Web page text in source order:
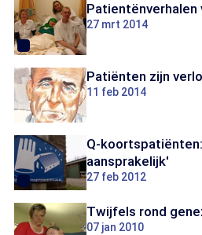
27 mrt 2014
Patiënten zijn
11 feb 2014
Q-
aansprakelijk'
27 feb 2012
Twijfels rond
07 jan 2010